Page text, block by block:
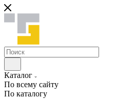
Каталог
По всему сайту
По каталогу